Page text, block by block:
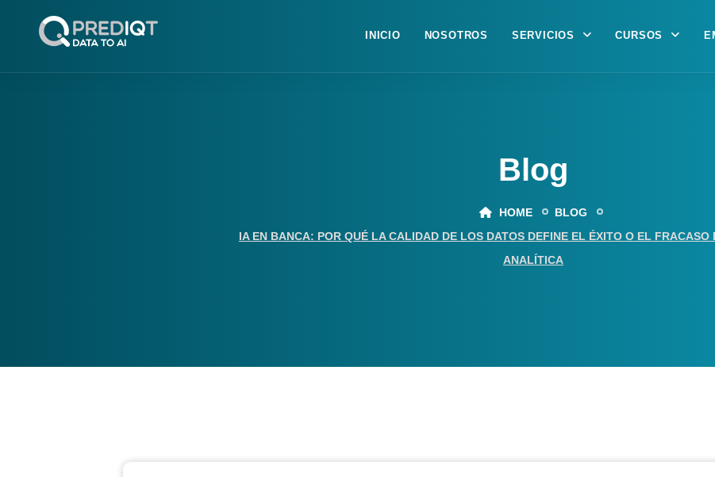
INICIO NOSOTROS SERVICIOS CURSOS
Blog
HOME
BLOG
IA EN BANCA: POR QUÉ LA CALIDAD DE LOS DATOS DEFINE EL ÉXITO O EL FRACASO
ANALÍTICA